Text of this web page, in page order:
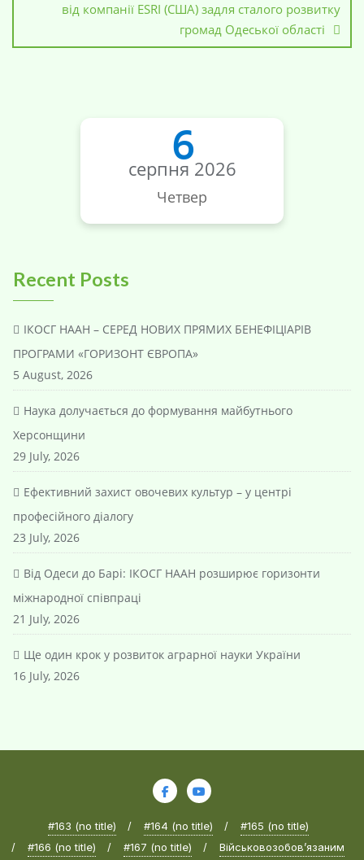
від компанії ESRI (США) задля сталого розвитку
громад Одеської області
6
серпня 2026
Четвер
Recent Posts
ІКОСГ НААН – СЕРЕД НОВИХ ПРЯМИХ БЕНЕФІЦІАРІВ
ПРОГРАМИ «ГОРИЗОНТ ЄВРОПА»
5 August, 2026
Наука долучається до формування майбутнього
Херсонщини
29 July, 2026
Ефективний захист овочевих культур – у центрі
професійного діалогу
23 July, 2026
Від Одеси до Барі: ІКОСГ НААН розширює горизонти
міжнародної співпраці
21 July, 2026
Ще один крок у розвиток аграрної науки України
16 July, 2026
#163 (no title) #164 (no title)
#165 (no title)
#166 (no title)
#167 (no title) Військовозобов’язаним